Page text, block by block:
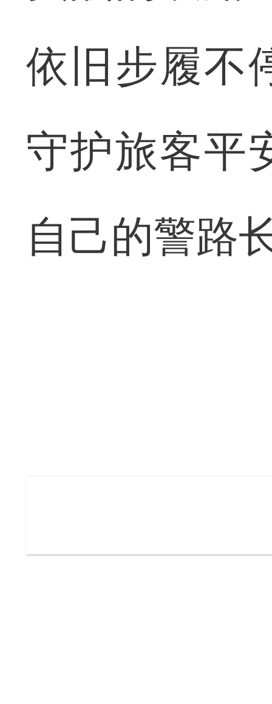
依旧步履不
守护旅客平
自己的警路